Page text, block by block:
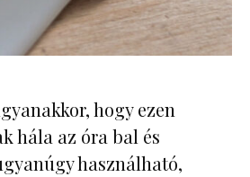
hogy ezen
hála az óra bal és
használható,